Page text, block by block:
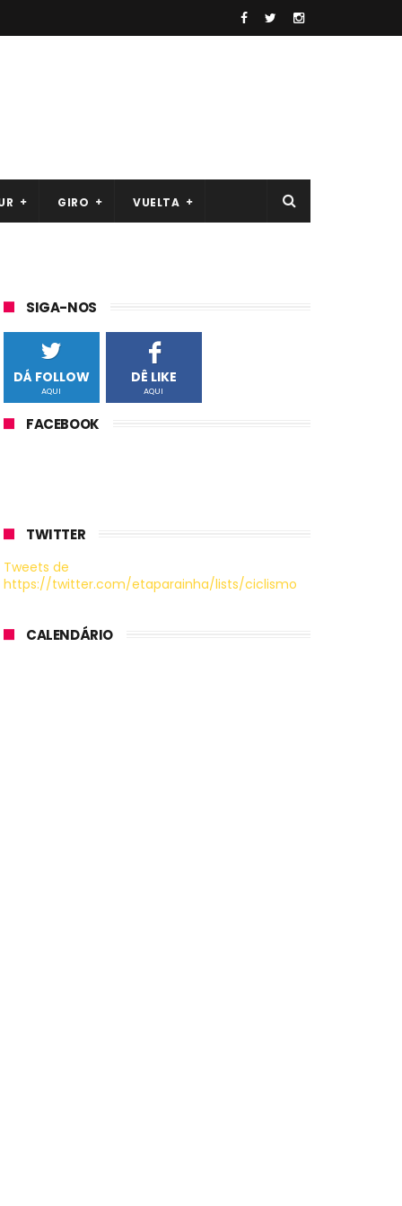
GIRO VUELTA
SIGA-NOS
DÁ FOLLOW
AQUI
DÊ LIKE
AQUI
FACEBOOK
TWITTER
Tweets de
https://twitter.com/etaparainha/lists/ciclismo
CALENDÁRIO